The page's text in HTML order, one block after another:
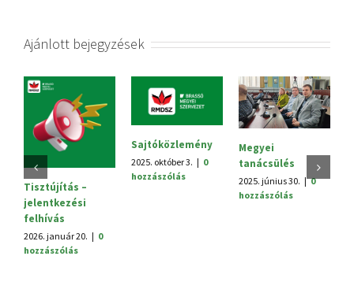
Ajánlott bejegyzések
Tisztújítás –
jelentkezési
felhívás
2026. január 20. | 0
hozzászólás
Sajtóközlemény
2025. október 3. | 0
hozzászólás
Megyei
tanácsülés
2025. június 30. | 0
hozzászólás